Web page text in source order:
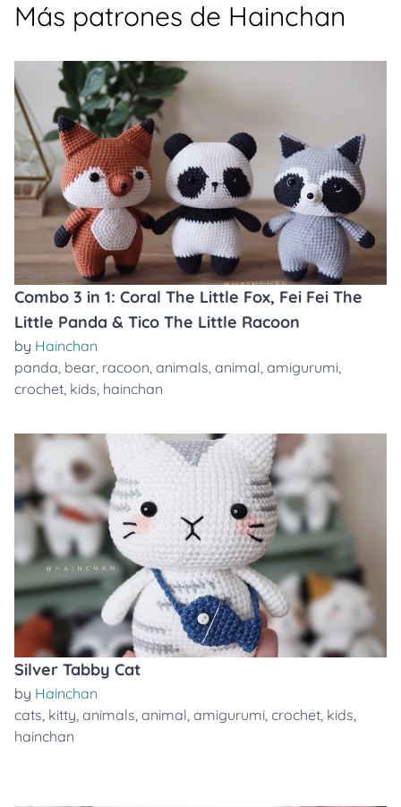
Más patrones de Hainchan
Combo 3 in 1: Coral The Little Fox, Fei Fei The
Little Panda & Tico The Little Racoon
by Hainchan
panda bear racoon animals animal amigurumi
crochet kids hainchan
Silver Tabby Cat
by Hainchan
cats kitty animals animal amigurumi crochet kids
hainchan